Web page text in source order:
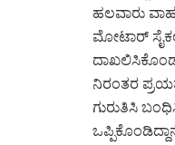
ಹಲವಾರು
ಮೋಟಾರ್
ನಿರಂತರ
ಗುರುತಿಸಿ